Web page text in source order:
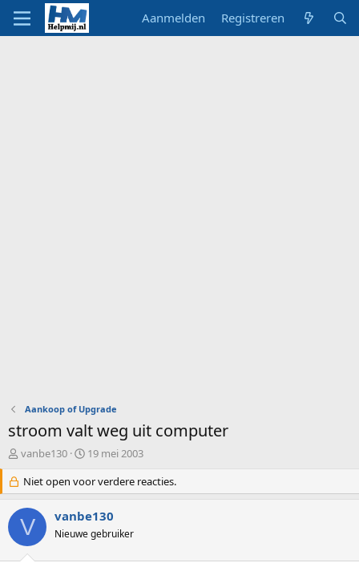
Aanmelden Registreren
Aankoop of Upgrade
stroom valt weg uit computer
O
d
e
r
w
vanbe130
S
a
r
d
a
19 mei 2003
Niet open voor verdere reacties.
V vanbe130
Nieuwe gebruiker